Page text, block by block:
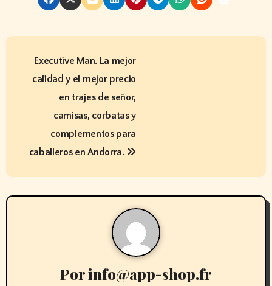
N
a
c
Executive Man. La mejor
calidad y el mejor precio
en trajes de señor,
camisas, corbatas y
complementos para
caballeros en Andorra.
Porinfo@app-shop.fr